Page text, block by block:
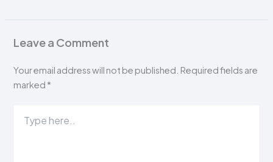
Leave a Comment
Your email address will not be published. Required fields are
marked *
here..